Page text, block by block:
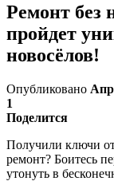
Ремонт без
пройдет
новосёлов!
Опубликовано Апр
1
Поделится
Получили ключи от
ремонт? Боитесь
утонуть в